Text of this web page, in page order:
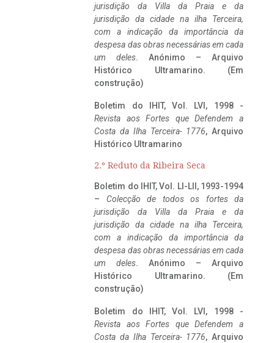
jurisdição da Villa da Praia e da
jurisdição da cidade na ilha Terceira,
com a indicação da importância da
despesa das obras necessárias em cada
um deles. Anónimo – Arquivo
Histórico Ultramarino. (Em
construção)
Boletim do IHIT, Vol. LVI, 1998 -
Revista aos Fortes que Defendem a
Costa da Ilha Terceira- 1776, Arquivo
Histórico Ultramarino
2.º Reduto da Ribeira Seca
Boletim do IHIT, Vol. LI-LII, 1993-1994
– Colecção de todos os fortes da
jurisdição da Villa da Praia e da
jurisdição da cidade na ilha Terceira,
com a indicação da importância da
despesa das obras necessárias em cada
um deles. Anónimo – Arquivo
Histórico Ultramarino. (Em
construção)
Boletim do IHIT, Vol. LVI, 1998 -
Revista aos Fortes que Defendem a
Costa da Ilha Terceira- 1776, Arquivo